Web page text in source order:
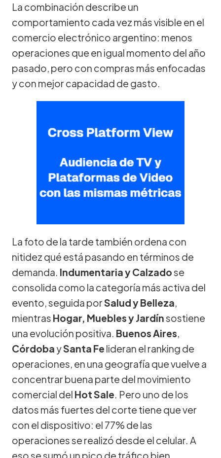
La combinación describe un
comportamiento cada vez más visible en el
comercio electrónico argentino: menos
operaciones que en igual momento del año
pasado, pero con compras más enfocadas
y con mejor capacidad de gasto.
La foto de la tarde también ordena con
nitidez qué está pasando en términos de
demanda. IndumentariayCalzadose
consolida como la categoría más activa del
evento, seguida porSalud y Belleza,
mientras Hogar, Muebles y Jardínsostiene
una evolución positiva. Buenos Aires,
Córdoba ySanta Fe lideran el ranking de
operaciones, en una geografía que vuelve a
concentrar buena parte del movimiento
comercial del Hot Sale. Pero uno de los
datos más fuertes del corte tiene que ver
con el dispositivo: el 77% de las
operaciones se realizó desde el celular. A
eso se sumó un pico de tráfico bien